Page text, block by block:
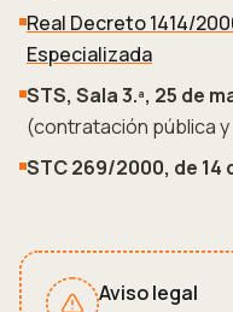
Real Decreto 1414/
Especializada
STS, Sala 3.ª, 25 de
(contratación pública
STC 269/2000, de 14
Aviso legal